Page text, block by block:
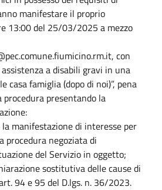
manifestare il proprio
13:00 del 25/03/2025 a mezzo
con
a disabili gravi in una
casa famiglia (dopo di noi)”, pena
presentando la
manifestazione di interesse per
procedura negoziata di
del Servizio in oggetto;
sostitutiva delle cause di
94 e 95 del D.lgs. n. 36/2023.